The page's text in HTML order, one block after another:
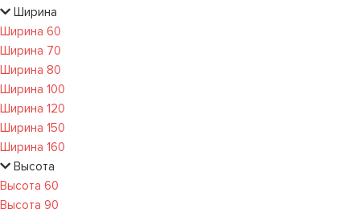
Ширина
Ширина 60
Ширина 70
Ширина 80
Ширина 100
Ширина 120
Ширина 150
Ширина 160
Высота
Высота 60
Высота 90